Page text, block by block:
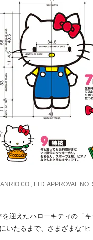
CO., LTD. APPROVAL NO.
迎えたハローキティの「
いたるまで、さまざまな“